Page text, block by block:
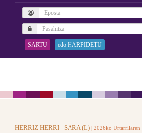
SARTU edo HARPIDETU
HERRIZ HERRI - SARA (L) | 2026ko Urtarrilaren